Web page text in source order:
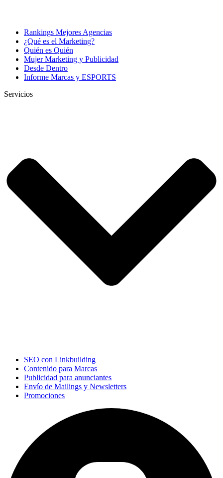
Rankings Mejores Agencias
¿Qué es el Marketing?
Quién es Quién
Mujer Marketing y Publicidad
Desde Dentro
Informe Marcas y ESPORTS
Servicios
SEO con Linkbuilding
Contenido para Marcas
Publicidad para anunciantes
Envío de Mailings y Newsletters
Promociones